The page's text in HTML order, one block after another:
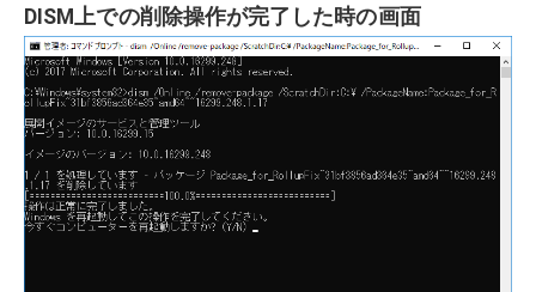
DISM上での削除操作が完了した時の画面